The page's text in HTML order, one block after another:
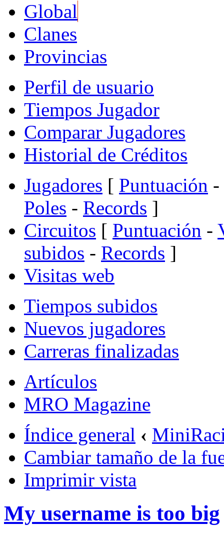
Global
Clanes
Provincias
Perfil de usuario
Tiempos Jugador
Comparar Jugadores
Historial de Créditos
Jugadores [ Puntuación -
Poles - Records ]
Circuitos [ Puntuación -
subidos - Records ]
Visitas web
Tiempos subidos
Nuevos jugadores
Carreras finalizadas
Artículos
MRO Magazine
Índice general ‹
Cambiar tamaño de la
Imprimir vista
My username is too big